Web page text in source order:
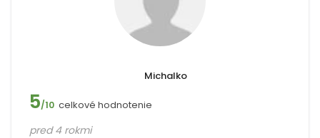
Michalko
5/10 celkové hodnotenie
pred 4 rokmi